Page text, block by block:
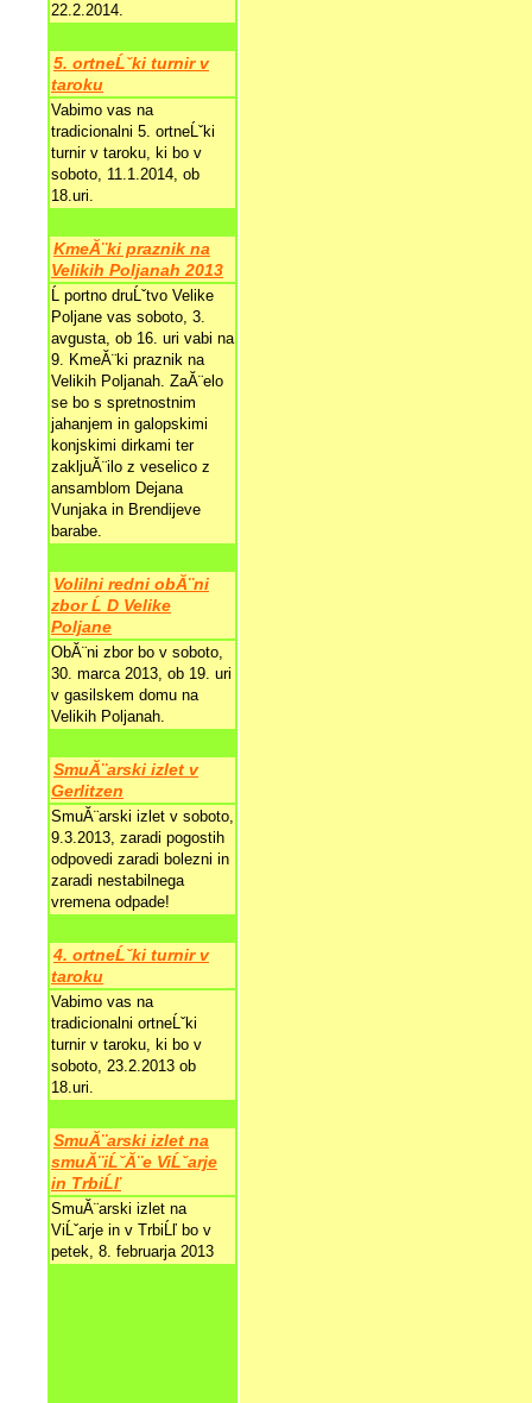
22.2.2014.
5. ortneĹˇki turnir v
taroku
Vabimo vas na
tradicionalni 5. ortneĹˇki
turnir v taroku, ki bo v
soboto, 11.1.2014, ob
18.uri.
KmeĂ¨ki praznik na
Velikih Poljanah 2013
Ĺ portno druĹˇtvo Velike
Poljane vas soboto, 3.
avgusta, ob 16. uri vabi na
9. KmeĂ¨ki praznik na
Velikih Poljanah. ZaĂ¨elo
se bo s spretnostnim
jahanjem in galopskimi
konjskimi dirkami ter
zakljuĂ¨ilo z veselico z
ansamblom Dejana
Vunjaka in Brendijeve
barabe.
Volilni redni obĂ¨ni
zbor Ĺ D Velike
Poljane
ObĂ¨ni zbor bo v soboto,
30. marca 2013, ob 19. uri
v gasilskem domu na
Velikih Poljanah.
SmuĂ¨arski izlet v
Gerlitzen
SmuĂ¨arski izlet v soboto,
9.3.2013, zaradi pogostih
odpovedi zaradi bolezni in
zaradi nestabilnega
vremena odpade!
4. ortneĹˇki turnir v
taroku
Vabimo vas na
tradicionalni ortneĹˇki
turnir v taroku, ki bo v
soboto, 23.2.2013 ob
18.uri.
SmuĂ¨arski izlet na
smuĂ¨iĹˇĂ¨e ViĹˇarje
in TrbiĹľ
SmuĂ¨arski izlet na
ViĹˇarje in v TrbiĹľ bo v
petek, 8. februarja 2013